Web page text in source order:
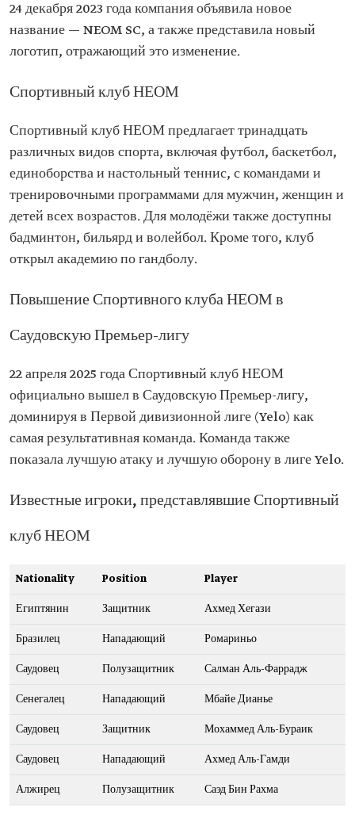
24 декабря 2023 года компания объявила новое
название — NEOM SC, а также представила новый
логотип, отражающий это изменение.
Спортивный клуб НЕОМ
Спортивный клуб НЕОМ предлагает тринадцать
различных видов спорта, включая футбол, баскетбол,
единоборства и настольный теннис, с командами и
тренировочными программами для мужчин, женщин и
детей всех возрастов. Для молодёжи также доступны
бадминтон, бильярд и волейбол. Кроме того, клуб
открыл академию по гандболу.
Повышение Спортивного клуба НЕОМ в
Саудовскую Премьер-лигу
22 апреля 2025 года Спортивный клуб НЕОМ
официально вышел в Саудовскую Премьер-лигу,
доминируя в Первой дивизионной лиге (Yelo) как
самая результативная команда. Команда также
показала лучшую атаку и лучшую оборону в лиге Yelo.
Известные игроки, представлявшие Спортивный
клуб НЕОМ
Nationality Position Player
Египтянин Защитник Ахмед Хегази
Бразилец Нападающий Ромариньо
Саудовец Полузащитник Салман Аль-Фаррадж
Сенегалец Нападающий Мбайе Дианье
Саудовец Защитник Мохаммед Аль-Бураик
Саудовец Нападающий Ахмед Аль-Гамди
Алжирец Полузащитник Саэд Бин Рахма